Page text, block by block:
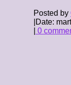
Posted by
Date:
0